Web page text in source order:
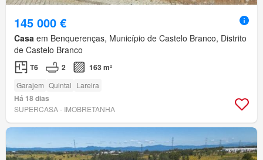
145 000 €
Casa em Benquerenças, Município de Castelo Branco, Distrito
de Castelo Branco
T6 2 163 m²
Garajem Quintal Lareira
Há 18 dias
SUPERCASA - IMOBRETANHA